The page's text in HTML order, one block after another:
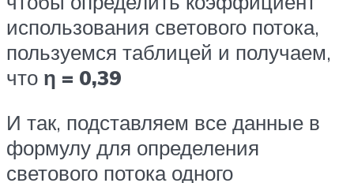
использования светового потока,
пользуемся таблицей и получаем,
что η = 0,39
И так, подставляем все данные в
формулу для определения
светового потока одного